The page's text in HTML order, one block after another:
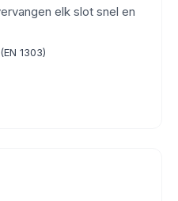
elk slot snel en
1303)